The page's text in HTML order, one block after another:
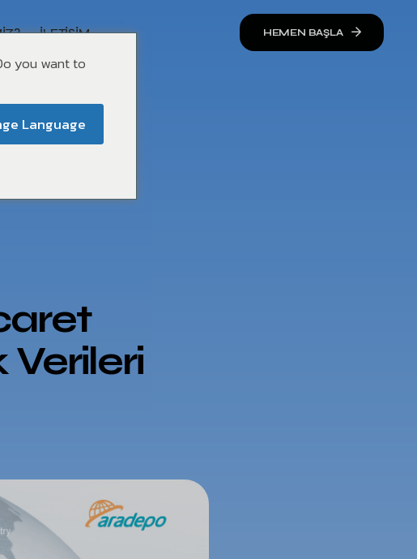
İLETIŞIM HEMEN BAŞLA
Verileri
you want to
Language